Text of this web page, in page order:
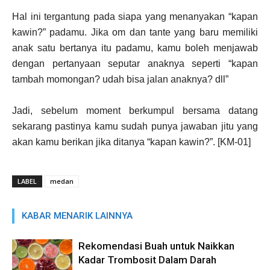
Hal ini tergantung pada siapa yang menanyakan “kapan
kawin?” padamu. Jika om dan tante yang baru memiliki
anak satu bertanya itu padamu, kamu boleh menjawab
dengan pertanyaan seputar anaknya seperti “kapan
tambah momongan? udah bisa jalan anaknya? dll”
Jadi, sebelum moment berkumpul bersama datang
sekarang pastinya kamu sudah punya jawaban jitu yang
akan kamu berikan jika ditanya “kapan kawin?”. [KM-01]
LABEL medan
KABAR MENARIK LAINNYA
Rekomendasi Buah untuk Naikkan
Kadar Trombosit Dalam Darah